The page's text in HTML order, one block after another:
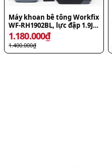
Máy khoan bê tông Workfix
WF-RH1902BL, lực đập 1.9J,
tạo xung giảm chấn AVS,
máy khoan 2 chức năng
1.180.000₫
1.400.000₫